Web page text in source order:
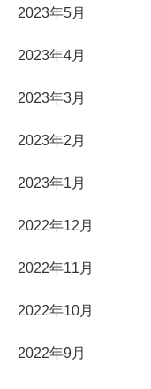
2023年5月
2023年4月
2023年3月
2023年2月
2023年1月
2022年12月
2022年11月
2022年10月
2022年9月